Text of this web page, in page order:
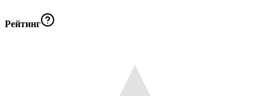
Рейтинг